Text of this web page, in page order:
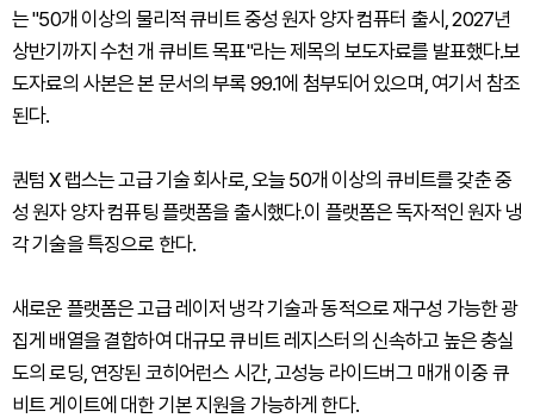
는 "50개 이상의 물리적 큐비트 중성 원자 양자 컴퓨터 출시, 2027년
상반기까지 수천 개 큐비트 목표"라는 제목의 보도자료를 발표했다.보
도자료의 사본은 본 문서의 부록 99.1에 첨부되어 있으며, 여기서 참조
된다.
퀀텀 X 랩스는 고급 기술 회사로, 오늘 50개 이상의 큐비트를 갖춘 중
성 원자 양자 컴퓨팅 플랫폼을 출시했다.이 플랫폼은 독자적인 원자 냉
각 기술을 특징으로 한다.
새로운 플랫폼은 고급 레이저 냉각 기술과 동적으로 재구성 가능한 광
집게 배열을 결합하여 대규모 큐비트 레지스터의 신속하고 높은 충실
도의 로딩, 연장된 코히어런스 시간, 고성능 라이드버그 매개 이중 큐
비트 게이트에 대한 기본 지원을 가능하게 한다.